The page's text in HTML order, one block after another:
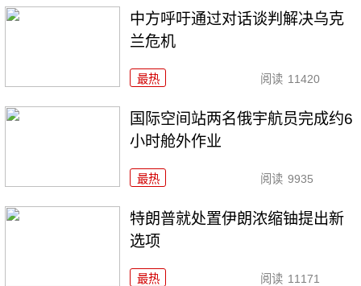
中方呼吁通过对话谈判解决乌克
兰危机
最热 阅读 11420
国际空间站两名俄宇航员完成约6
小时舱外作业
最热 阅读 9935
特朗普就处置伊朗浓缩铀提出新
选项
最热 阅读 11171